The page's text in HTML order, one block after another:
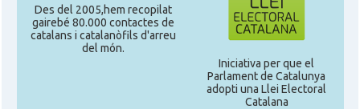
Des del 2005,hem recopilat
gairebé 80.000 contactes de
catalans i catalanòfils d'arreu
del món.
Iniciativa per que el
Parlament de Catalunya
adopti una Llei Electoral
Catalana